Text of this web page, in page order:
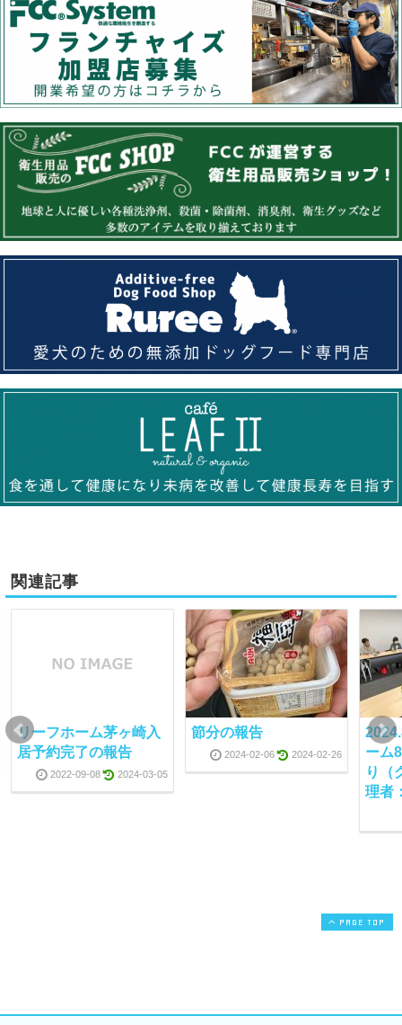
関連記事
リーフホーム茅ヶ崎入
居予約完了の報告
2022-09-08 2024-03-05
節分の報告
2024-02-06 2024-02-26
ーム
り（
理者
PAGE TOP